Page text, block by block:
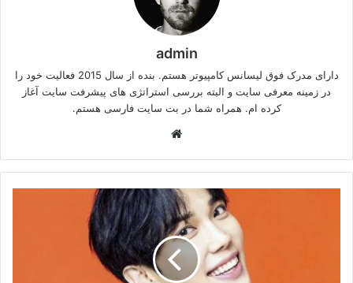
admin
دارای مدرک فوق لیسانس کامپیوتر هستم. بنده از سال 2015 فعالیت خود را
در زمینه معرفی سایت و البته بررسی استراتژی های پیشرفت سایت آغاز
کرده ام. همراه شما در بت سایت فارسی هستم.